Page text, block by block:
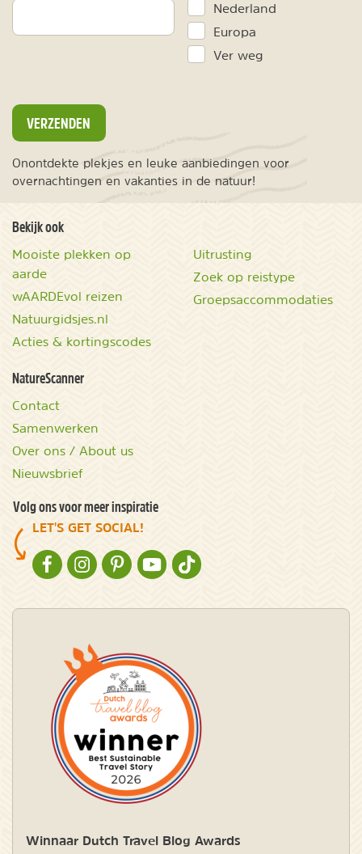
Nederland
Europa
Ver weg
VERZENDEN
Onontdekte plekjes en leuke aanbiedingen voor
overnachtingen en vakanties in de natuur!
Bekijk ook
Mooiste plekken op
aarde
wAARDEvol reizen
Natuurgidsjes.nl
Acties & kortingscodes
Uitrusting
Zoek op reistype
Groepsaccommodaties
NatureScanner
Contact
Samenwerken
Over ons / About us
Nieuwsbrief
Volg ons voor meer inspiratie
LET'S GET SOCIAL!
NATURESCANNER OP FACEBOOK
NATURESCANNER OP INSTAGRAM
NATURESCANNER OP PINTEREST
NATURESCANNER OP YOUTUBE
NATURESCANNER OP TIKTOK
Winnaar Dutch Travel Blog Awards